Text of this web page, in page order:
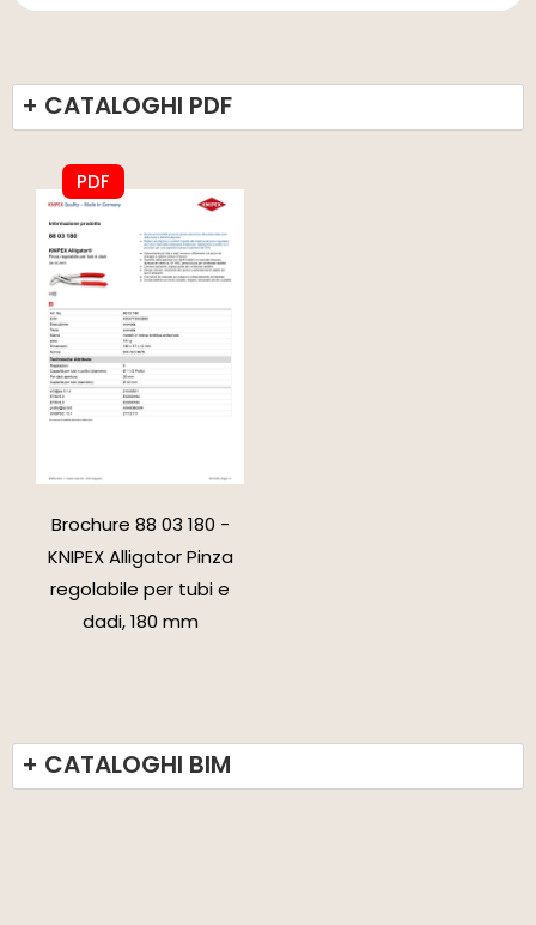
+ CATALOGHI PDF
PDF
Brochure 88 03 180 -
KNIPEX Alligator Pinza
regolabile per tubi e
dadi, 180 mm
+ CATALOGHI BIM